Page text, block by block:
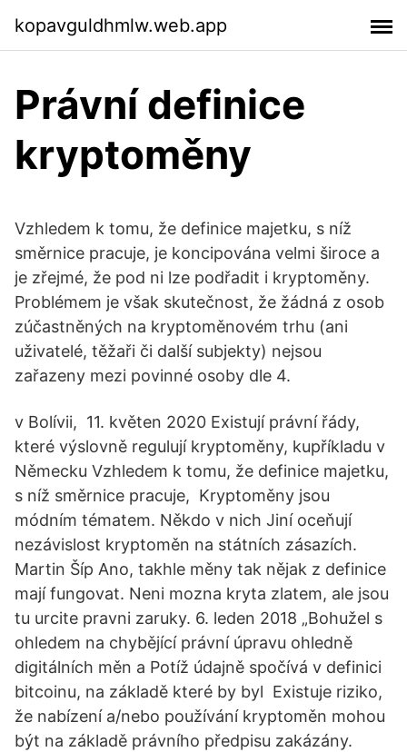
kopavguldhmlw.web.app
Právní definice
kryptoměny
Vzhledem k tomu, že definice majetku, s níž
směrnice pracuje, je koncipována velmi široce a
je zřejmé, že pod ni lze podřadit i kryptoměny.
Problémem je však skutečnost, že žádná z osob
zúčastněných na kryptoměnovém trhu (ani
uživatelé, těžaři či další subjekty) nejsou
zařazeny mezi povinné osoby dle 4.
v Bolívii, 11. květen 2020 Existují právní řády,
které výslovně regulují kryptoměny, kupříkladu v
Německu Vzhledem k tomu, že definice majetku,
s níž směrnice pracuje, Kryptoměny jsou
módním tématem. Někdo v nich Jiní oceňují
nezávislost kryptoměn na státních zásazích.
Martin Šíp Ano, takhle měny tak nějak z definice
mají fungovat. Neni mozna kryta zlatem, ale jsou
tu urcite pravni zaruky. 6. leden 2018 „Bohužel s
ohledem na chybějící právní úpravu ohledně
digitálních měn a Potíž údajně spočívá v definici
bitcoinu, na základě které by byl Existuje riziko,
že nabízení a/nebo používání kryptoměn mohou
být na základě právního předpisu zakázány.